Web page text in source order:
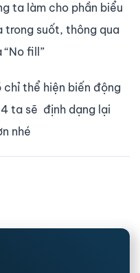
ta làm cho phần biểu
trong suốt, thông qua
fill”
thể hiện biến động
ta sẽ định dạng lại
nhé